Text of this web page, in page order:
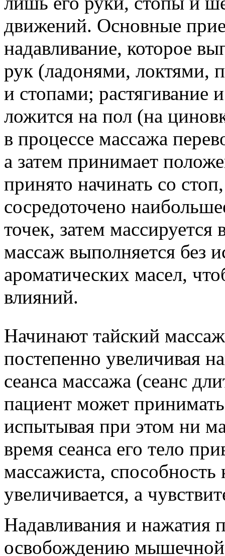
движений. Основные
надавливание, которое
рук (ладонями, локтями,
и стопами; растягивание
ложится на пол (на
в процессе массажа
а затем принимает
принято начинать со
сосредоточено
точек, затем
массаж выполняется без
ароматических масел,
влияний.
Начинают тайский
постепенно увеличивая
сеанса массажа (сеанс
пациент может
испытывая при этом ни
время сеанса его тело
массажиста, способность
увеличивается, а
Надавливания и нажатия
освобождению